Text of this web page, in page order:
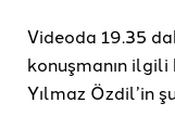
Videoda 19.35
konuşmanın ilgili
Yılmaz Özdil’in